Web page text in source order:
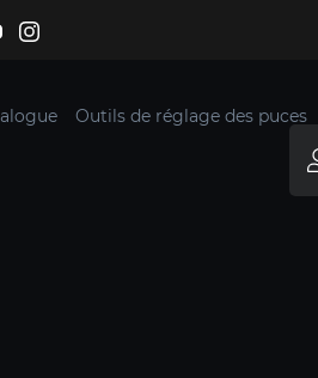
Outils de réglage des puces